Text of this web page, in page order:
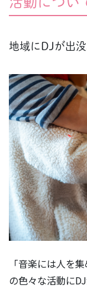
地域にDJが出没
「音楽には人を
の色々な活動に